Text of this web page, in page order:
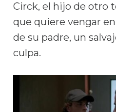
Circk, el hijo de otro
que quiere vengar
de su padre, un
culpa.